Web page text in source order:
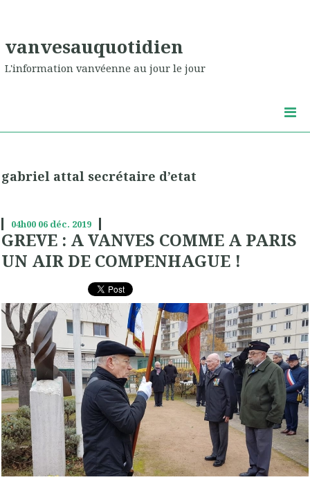
vanvesauquotidien
L'information vanvéenne au jour le jour
gabriel attal secrétaire d’etat
04h00 06 déc. 2019
GREVE : A VANVES COMME A PARIS
UN AIR DE COMPENHAGUE !